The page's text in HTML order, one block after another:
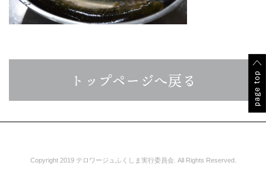
トップページへ戻る
Copyright 2019 テロワージュふくしま実行委員会. All Rights Reserved.